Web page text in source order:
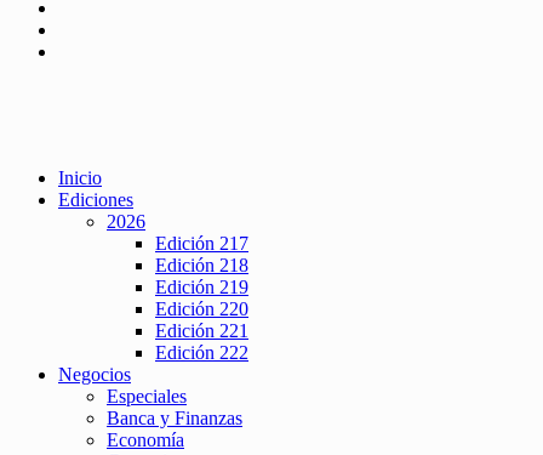
Inicio
Ediciones
2026
Edición 217
Edición 218
Edición 219
Edición 220
Edición 221
Edición 222
Negocios
Especiales
Banca y Finanzas
Economía